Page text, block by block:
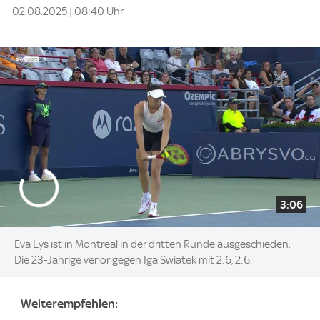
02.08.2025 | 08:40 Uhr
3:06
Eva Lys ist in Montreal in der dritten Runde ausgeschieden.
Die 23-Jährige verlor gegen Iga Swiatek mit 2:6, 2:6.
Weiterempfehlen: